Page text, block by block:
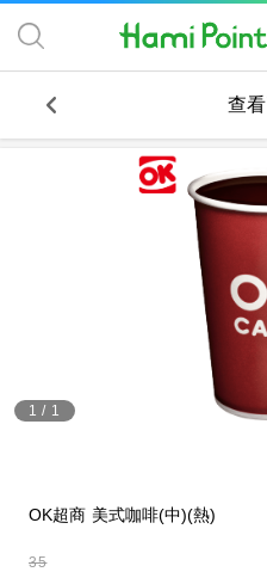
查
1 / 1
OK超商 美式咖啡(中)(熱)
35